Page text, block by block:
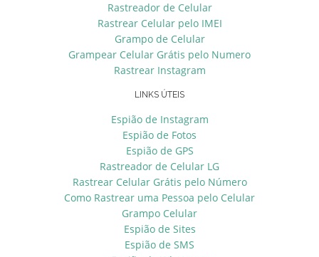
Rastreador de Celular
Rastrear Celular pelo IMEI
Grampo de Celular
Grampear Celular Grátis pelo Numero
Rastrear Instagram
LINKS ÚTEIS
Espião de Instagram
Espião de Fotos
Espião de GPS
Rastreador de Celular LG
Rastrear Celular Grátis pelo Número
Como Rastrear uma Pessoa pelo Celular
Grampo Celular
Espião de Sites
Espião de SMS